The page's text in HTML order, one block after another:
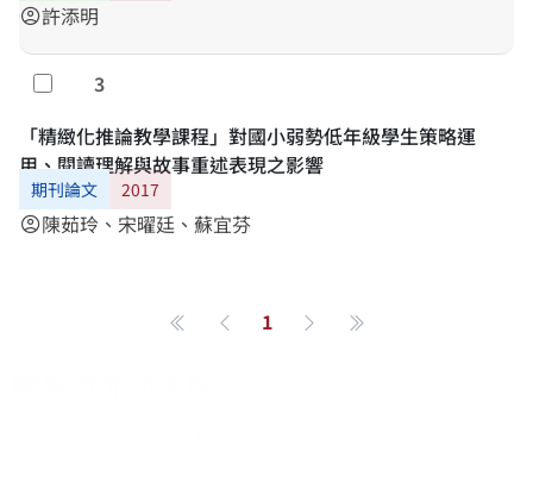
account_circle許添明
Select
3
「精緻化推論教學課程」對國小弱勢低年級學生策略運
用、閱讀理解與故事重述表現之影響
期刊論文 2017
account_circle陳茹玲、宋曜廷、蘇宜芬
第一頁Previous page
1 Next page最後一頁